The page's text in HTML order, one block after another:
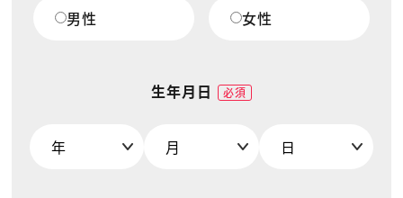
ゲーム・エンタメ
プロフェッショナル×つながる×メディア
男性 女性
生年月日 必須